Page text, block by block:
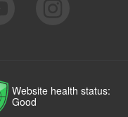
Website health status:
Good